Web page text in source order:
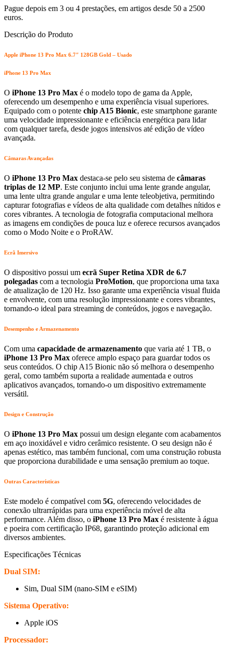
Pague depois em 3 ou 4 prestações, em artigos desde 50 a 2500
euros.
Descrição do Produto
Apple iPhone 13 Pro Max 6.7″ 128GB Gold – Usado
iPhone 13 Pro Max
O iPhone 13 Pro Max é o modelo topo de gama da Apple,
oferecendo um desempenho e uma experiência visual superiores.
Equipado com o potente chip A15 Bionic, este smartphone garante
uma velocidade impressionante e eficiência energética para lidar
com qualquer tarefa, desde jogos intensivos até edição de vídeo
avançada.
Câmaras Avançadas
O iPhone 13 Pro Max destaca-se pelo seu sistema de câmaras
triplas de 12 MP. Este conjunto inclui uma lente grande angular,
uma lente ultra grande angular e uma lente teleobjetiva, permitindo
capturar fotografias e vídeos de alta qualidade com detalhes nítidos e
cores vibrantes. A tecnologia de fotografia computacional melhora
as imagens em condições de pouca luz e oferece recursos avançados
como o Modo Noite e o ProRAW.
Ecrã Imersivo
O dispositivo possui um ecrã Super Retina XDR de 6.7
polegadas com a tecnologia ProMotion, que proporciona uma taxa
de atualização de 120 Hz. Isso garante uma experiência visual fluida
e envolvente, com uma resolução impressionante e cores vibrantes,
tornando-o ideal para streaming de conteúdos, jogos e navegação.
Desempenho e Armazenamento
Com uma capacidade de armazenamento que varia até 1 TB, o
iPhone 13 Pro Max oferece amplo espaço para guardar todos os
seus conteúdos. O chip A15 Bionic não só melhora o desempenho
geral, como também suporta a realidade aumentada e outros
aplicativos avançados, tornando-o um dispositivo extremamente
versátil.
Design e Construção
O iPhone 13 Pro Max possui um design elegante com acabamentos
em aço inoxidável e vidro cerâmico resistente. O seu design não é
apenas estético, mas também funcional, com uma construção robusta
que proporciona durabilidade e uma sensação premium ao toque.
Outras Características
Este modelo é compatível com 5G, oferecendo velocidades de
conexão ultrarrápidas para uma experiência móvel de alta
performance. Além disso, o iPhone 13 Pro Max é resistente à água
e poeira com certificação IP68, garantindo proteção adicional em
diversos ambientes.
Especificações Técnicas
Dual SIM:
Sim, Dual SIM (nano-SIM e eSIM)
Sistema Operativo:
Apple iOS
Processador: